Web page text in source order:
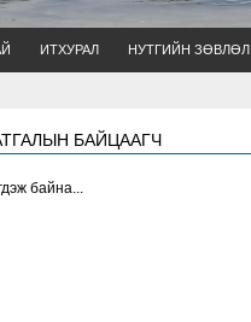
ИТХУРАЛ НУТГИЙН ЗӨВЛӨЛ
БАЙЦААГЧ
байна...